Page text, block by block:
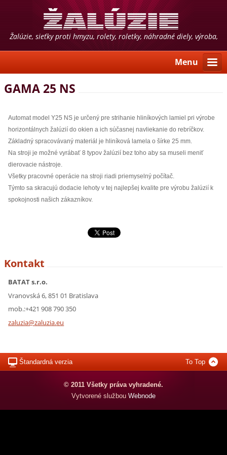
Žalúzie, sieťky proti hmyzu, rolety, roletky, náhradné diely, výroba,
Menu
GAMA 25 NS
Automat model Y25 NS je určený pre strihanie hliníkových lamiel pri výrobe
horizontálnych žalúzií do okien a ich súčasnej navliekanie do rebríčkov.
Základný spracovávaný materiál je hliníková lamela o šírke 25 mm.
Na stroji je možné vyrábať 8 typov žalúzií bez toho aby sa museli meniť
dierovacie nástroje.
Všetky pracovné operácie na stroji riadi priemyselný počítač.
Týmto sa skracujú dodacie lehoty v tej najlepšej kvalite pre výrobu žalúzií k
spokojnosti našich zákazníkov.
Kontakt
BATAT s.r.o.
Vranovská 6, 851 01 Bratislava
mob.:+421 908 790 350
zaluzia@zaluzia.eu
Štandardná verzia To Top
© 2011 Všetky práva vyhradené.
Vytvorené službou Webnode